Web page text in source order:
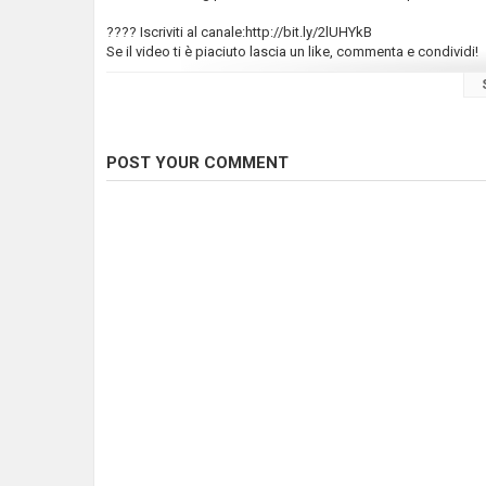
???? Iscriviti al canale:http://bit.ly/2lUHYkB
Se il video ti è piaciuto lascia un like, commenta e condividi!
https://
Category
Pike Fishing
POST YOUR COMMENT